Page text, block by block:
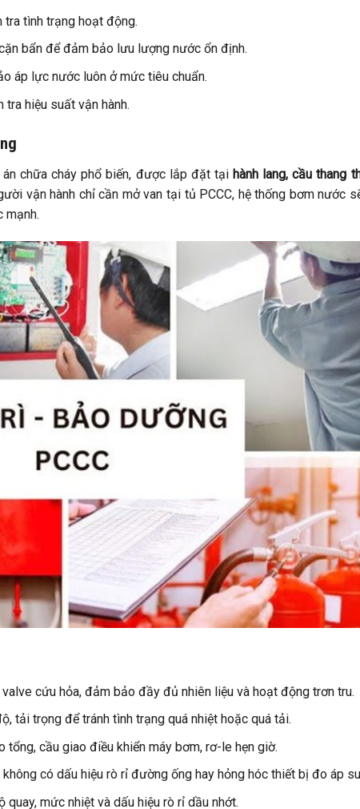
tra tình trạng hoạt động.
bẩn để đảm bảo lưu lượng nước ổn định.
áp lực nước luôn ở mức tiêu chuẩn.
tra hiệu suất vận hành.
chữa cháy phổ biến, được lắp đặt tại hành lang, cầu thang
vận hành chỉ cần mở van tại tủ PCCC, hệ thống bơm nước
mạnh.
cứu hỏa, đảm bảo đầy đủ nhiên liệu và hoạt động trơn tru.
tải trọng để tránh tình trạng quá nhiệt hoặc quá tải.
tổng, cầu giao điều khiển máy bơm, rơ-le hẹn giờ.
có dấu hiệu rò rỉ đường ống hay hỏng hóc thiết bị đo áp
quay, mức nhiệt và dấu hiệu rò rỉ dầu nhớt.